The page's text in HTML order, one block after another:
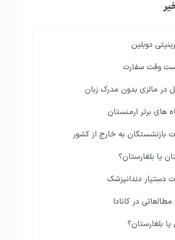
دوبلین
وقت سفارت
در مالزی بدون مدرک زبان
های برتر ارمنستان
بازنشستگان به خارج از کشور
یا بلغارستان؟
دستیار دندانپزشک
در کانادا
یا بلغارستان؟